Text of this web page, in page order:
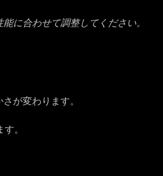
に合わせて調整してください。
が変わります。
。